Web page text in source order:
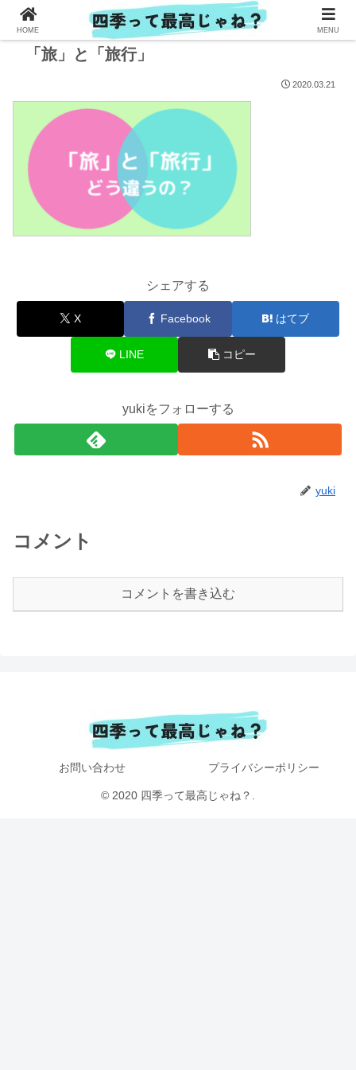
「旅」と「旅行」
2020.03.21
シェアする
X Facebook はてブ
LINE コピー
yukiをフォローする
yuki
コメント
コメントを書き込む
お問い合わせ プライバシーポリシー
© 2020 四季って最高じゃね？.
HOME MENU